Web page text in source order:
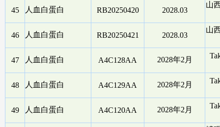
45 人血白蛋白 RB20250420 2028.03
山
46 人血白蛋白 RB20250421 2028.03
山
47 人血白蛋白 A4C128AA 2028年2月
48 人血白蛋白 A4C129AA 2028年2月
49 人血白蛋白 A4C120AA 2028年2月